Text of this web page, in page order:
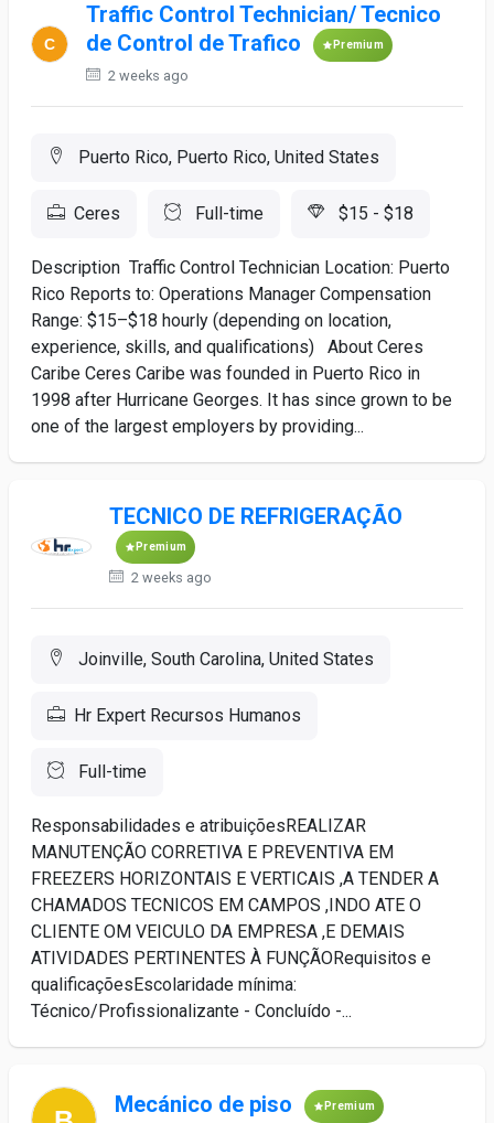
Traffic Control Technician/ Tecnico
de Control de Trafico
Premium
2 weeks ago
Puerto Rico, Puerto Rico, United States
Ceres Full-time $15 - $18
Description Traffic Control Technician Location: Puerto
Rico Reports to: Operations Manager Compensation
Range: $15–$18 hourly (depending on location,
experience, skills, and qualifications) About Ceres
Caribe Ceres Caribe was founded in Puerto Rico in
1998 after Hurricane Georges. It has since grown to be
one of the largest employers by providing...
TECNICO DE REFRIGERAÇÃO
Premium
2 weeks ago
Joinville, South Carolina, United States
Hr Expert Recursos Humanos
Full-time
Responsabilidades e atribuiçõesREALIZAR
MANUTENÇÃO CORRETIVA E PREVENTIVA EM
FREEZERS HORIZONTAIS E VERTICAIS ,A TENDER A
CHAMADOS TECNICOS EM CAMPOS ,INDO ATE O
CLIENTE OM VEICULO DA EMPRESA ,E DEMAIS
ATIVIDADES PERTINENTES À FUNÇÃORequisitos e
qualificaçõesEscolaridade mínima:
Técnico/Profissionalizante - Concluído -...
Mecánico de piso Premium